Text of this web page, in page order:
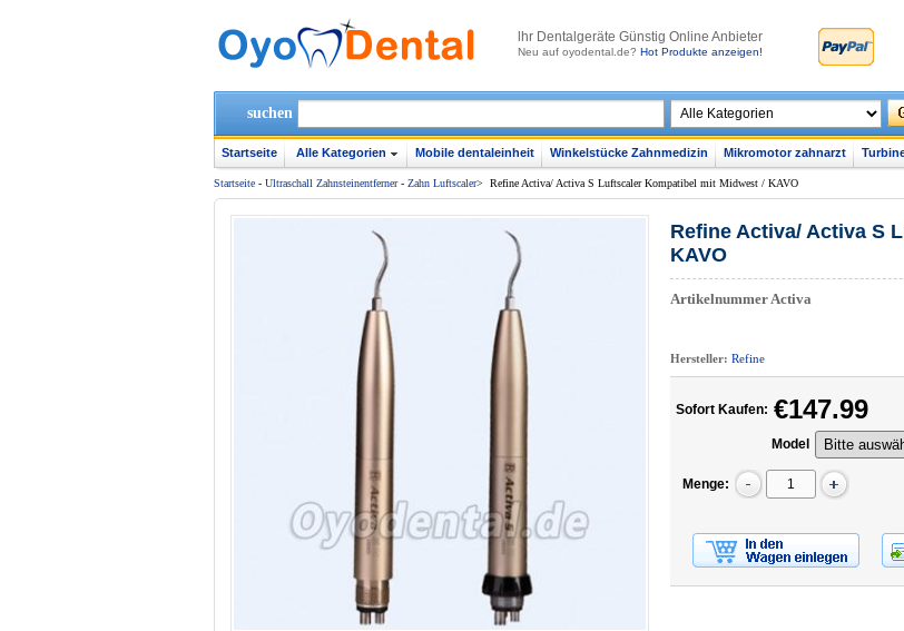
lhr Dentalgeräte Günstig Online Anbieter
Neu auf oyodental.de? Hot Produkte anzeigen!
suchen
Startseite Alle Kategorien Mobile dentaleinheit Winkelstücke Zahnmedizin Mikromotor zahnarzt
Startseite - Ultraschall Zahnsteinentferner- Zahn Luftscaler> Refine Activa/ Activa S Luftscaler Kompatibel mit Midwest / KAVO
Refine Activa/ Activa S
KAVO
ArtikelnummerActiva
Hersteller: Refine
Sofort Kaufen: €147.99
Model
Menge: